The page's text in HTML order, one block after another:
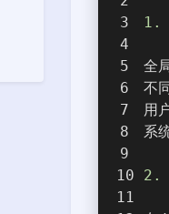
1.
全
不
用
系
2.